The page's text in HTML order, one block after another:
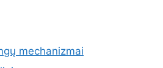
mechanizmai